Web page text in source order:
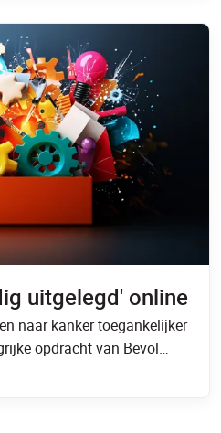
uitgelegd' online
naar kanker toegankelijker
opdracht van Bevol…